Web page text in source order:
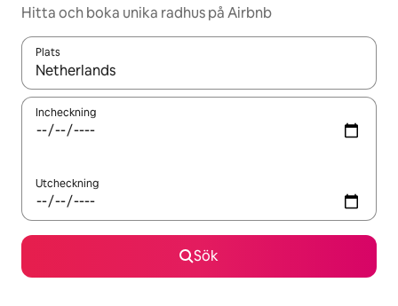
Hitta och boka unika radhus på Airbnb
Plats
När resultaten är tillgängliga kan du navigera med upp- och
Incheckning
Utcheckning
Sök